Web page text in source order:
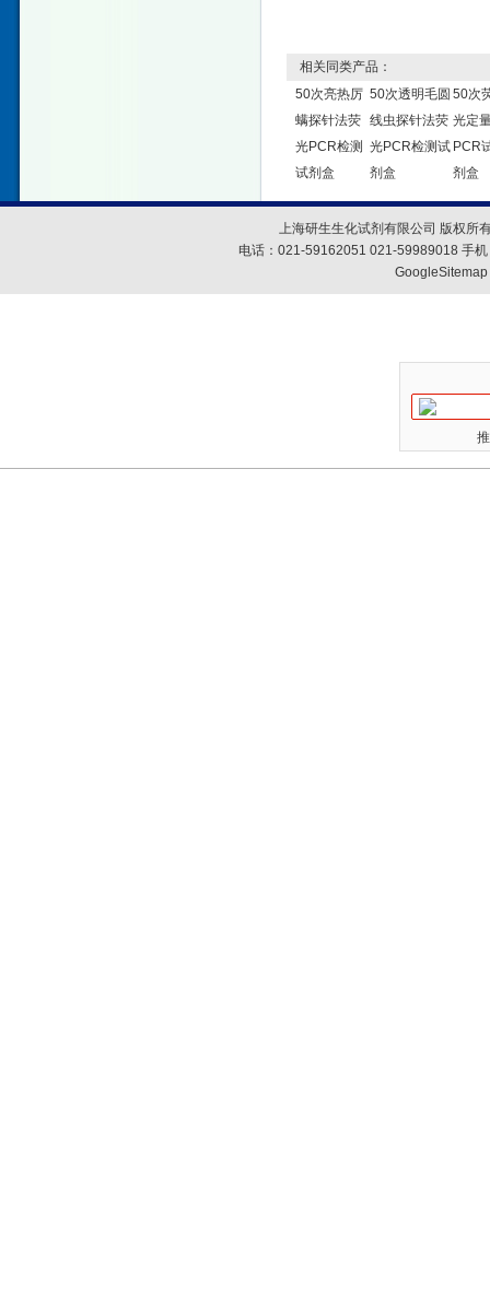
相关同类产品：
50次亮热厉
螨探针法荧
光PCR检测
试剂盒
50次透明毛圆
线虫探针法荧
光PCR检测试
剂盒
50次
光定
PCR
剂盒
上海研生生化试剂有限公司 版权所
电话：021-59162051 021-59989018 手
GoogleSitemap